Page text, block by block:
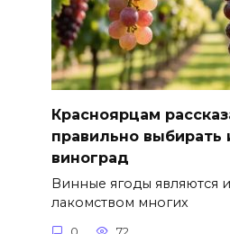
Красноярцам
правильно выбирать
виноград
Винные ягоды являются
лакомством многих